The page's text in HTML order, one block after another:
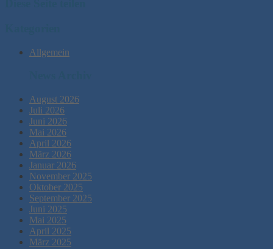
Allgemein
August 2026
Juli 2026
Juni 2026
Mai 2026
April 2026
März 2026
Januar 2026
November 2025
Oktober 2025
September 2025
Juni 2025
Mai 2025
April 2025
März 2025